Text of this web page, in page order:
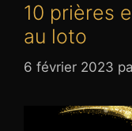
10 prières
au loto
6 février 2023